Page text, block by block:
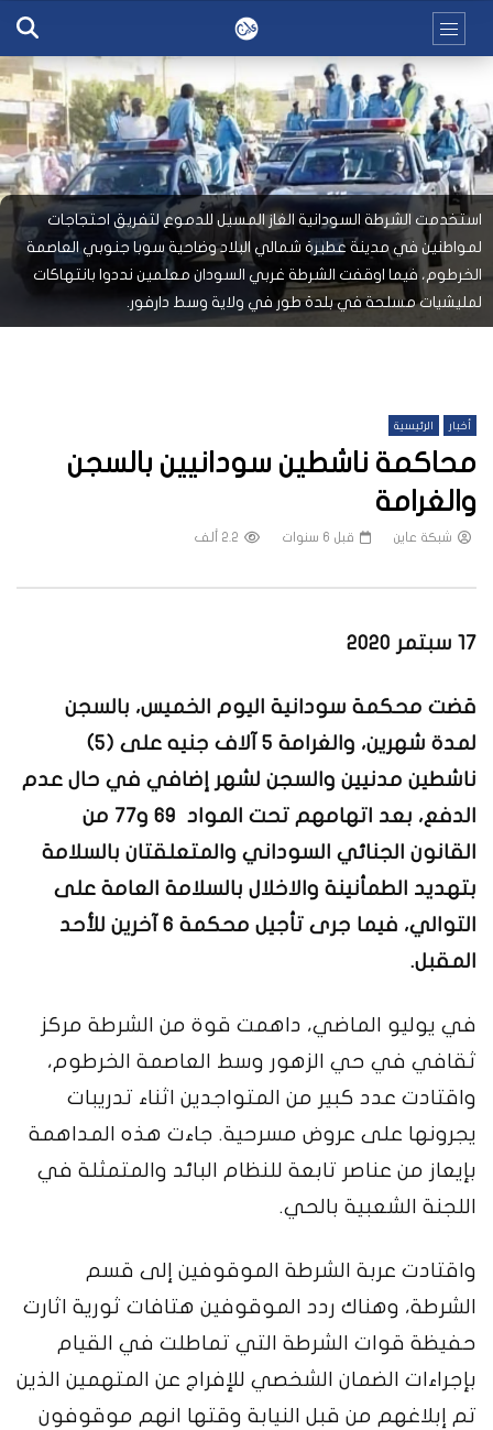
استخدمت الشرطة السودانية الغاز المسيل للدموع لتفريق احتجاجات
لمواطنين في مدينة عطبرة شمالي البلاد وضاحية سوبا جنوبي العاصمة
الخرطوم، فيما اوقفت الشرطة غربي السودان معلمين نددوا بانتهاكات
لمليشيات مسلحة في بلدة طور في ولاية وسط دارفور.
أخبار الرئيسية
محاكمة ناشطين سودانيين بالسجن
والغرامة
شبكة عاين قبل 6 سنوات 2.2 ألف
17 سبتمر 2020
قضت محكمة سودانية اليوم الخميس، بالسجن
لمدة شهرين، والغرامة 5 آلاف جنيه على (5)
ناشطين مدنيين والسجن لشهر إضافي في حال عدم
الدفع، بعد اتهامهم تحت المواد 69 و77 من
القانون الجنائي السوداني والمتعلقتان بالسلامة
بتهديد الطمأنينة والاخلال بالسلامة العامة على
التوالي، فيما جرى تأجيل محكمة 6 آخرين للأحد
المقبل.
في يوليو الماضي، داهمت قوة من الشرطة مركز
ثقافي في حي الزهور وسط العاصمة الخرطوم،
واقتادت عدد كبير من المتواجدين اثناء تدريبات
يجرونها على عروض مسرحية. جاءت هذه المداهمة
بإيعاز من عناصر تابعة للنظام البائد والمتمثلة في
اللجنة الشعبية بالحي.
واقتادت عربة الشرطة الموقوفين إلى قسم
الشرطة، وهناك ردد الموقوفين هتافات ثورية اثارت
حفيظة قوات الشرطة التي تماطلت في القيام
بإجراءات الضمان الشخصي للإفراج عن المتهمين الذين
تم إبلاغهم من قبل النيابة وقتها انهم موقوفون